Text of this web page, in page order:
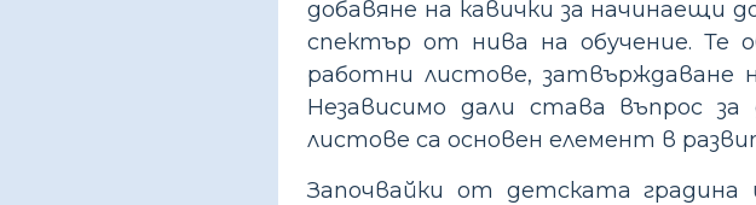
добавяне на кавички за начинаещи
спектър от нива на обучение. Те
работни листове, затвърждаване
Независимо дали става въпрос
листове са основен елемент в
Започвайки от детската градина